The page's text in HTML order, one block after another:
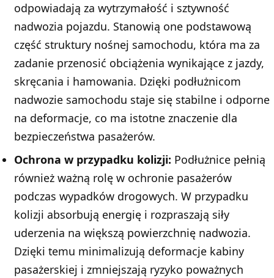
odpowiadają za wytrzymałość i sztywność
nadwozia pojazdu. Stanowią one podstawową
część struktury nośnej samochodu, która ma za
zadanie przenosić obciążenia wynikające z jazdy,
skręcania i hamowania. Dzięki podłużnicom
nadwozie samochodu staje się stabilne i odporne
na deformacje, co ma istotne znaczenie dla
bezpieczeństwa pasażerów.
Ochrona w przypadku kolizji: Podłużnice pełnią
również ważną rolę w ochronie pasażerów
podczas wypadków drogowych. W przypadku
kolizji absorbują energię i rozpraszają siły
uderzenia na większą powierzchnię nadwozia.
Dzięki temu minimalizują deformacje kabiny
pasażerskiej i zmniejszają ryzyko poważnych